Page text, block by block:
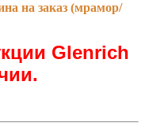
на заказ (мрамор/
Glenrich